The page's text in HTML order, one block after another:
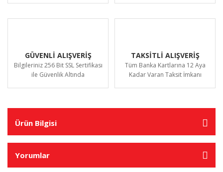
GÜVENLİ ALIŞVERİŞ
Bilgileriniz 256 Bit SSL Sertifikası
ile Güvenlik Altında
TAKSİTLİ ALIŞVERİŞ
Tüm Banka Kartlarına 12 Aya
Kadar Varan Taksit İmkanı
Ürün Bilgisi
Yorumlar